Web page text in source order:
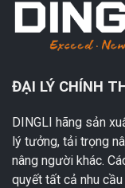
ĐẠI LÝ CHÍNH
DINGLI hãng sản
lý tưởng, tải trọng
nâng người khác.
quyết tất cả nhu